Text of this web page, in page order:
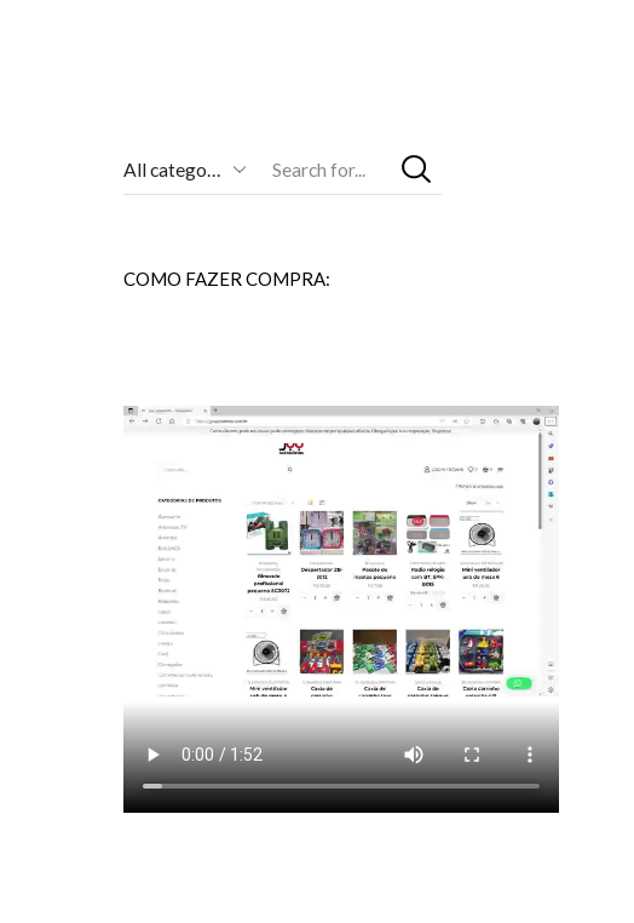
Entrada
COMO FAZER COMPRA: